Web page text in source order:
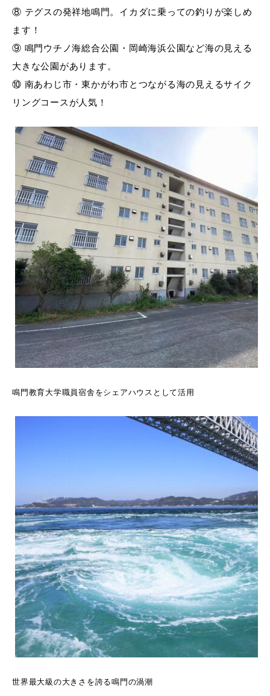
⑧ テグスの発祥地鳴門。イカダに乗っての釣りが楽しめ
ます！
⑨ 鳴門ウチノ海総合公園・岡崎海浜公園など海の見える
大きな公園があります。
⑩ 南あわじ市・東かがわ市とつながる海の見えるサイク
リングコースが人気！
鳴門教育大学職員宿舎をシェアハウスとして活用
世界最大級の大きさを誇る鳴門の渦潮